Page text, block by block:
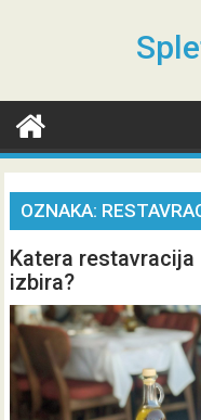
OZNAKA:
Katera
izbira?